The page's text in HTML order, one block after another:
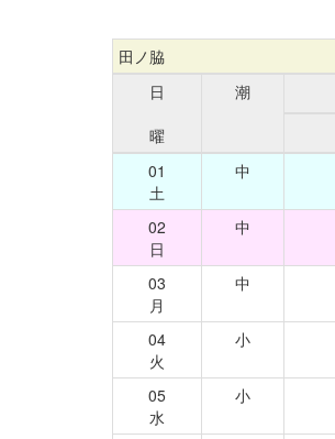
田ノ脇
日
曜
潮
01
土
中
02
日
中
03
月
中
04
火
小
05
水
小